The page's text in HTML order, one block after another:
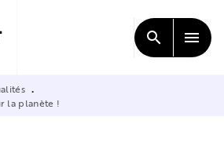
CONTENU
search menu
•
la planète !